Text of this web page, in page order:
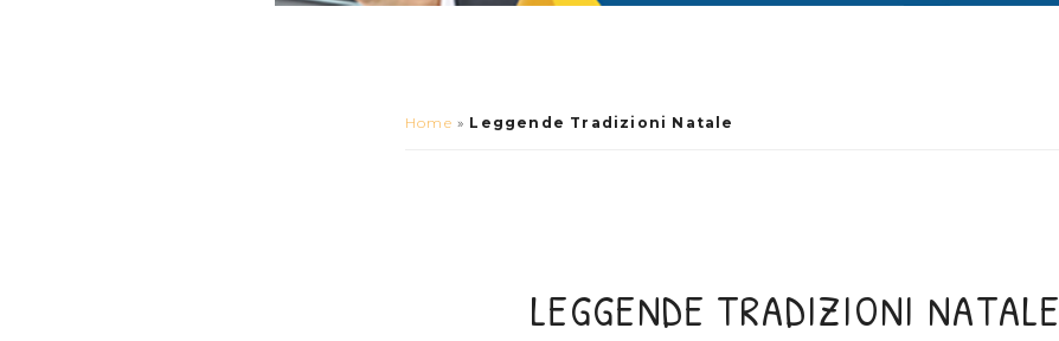
Home » Leggende Tradizioni Natale
LEGGENDE TRADIZIONI NATALE